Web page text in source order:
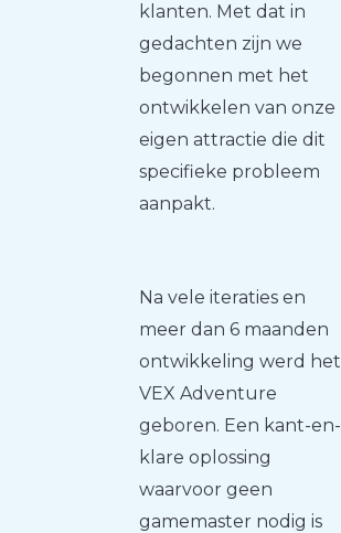
klanten. Met dat in
gedachten zijn we
begonnen met het
ontwikkelen van onze
eigen attractie die dit
specifieke probleem
aanpakt.
Na vele iteraties en
meer dan 6 maanden
ontwikkeling werd het
VEX Adventure
geboren. Een kant-en-
klare oplossing
waarvoor geen
gamemaster nodig is